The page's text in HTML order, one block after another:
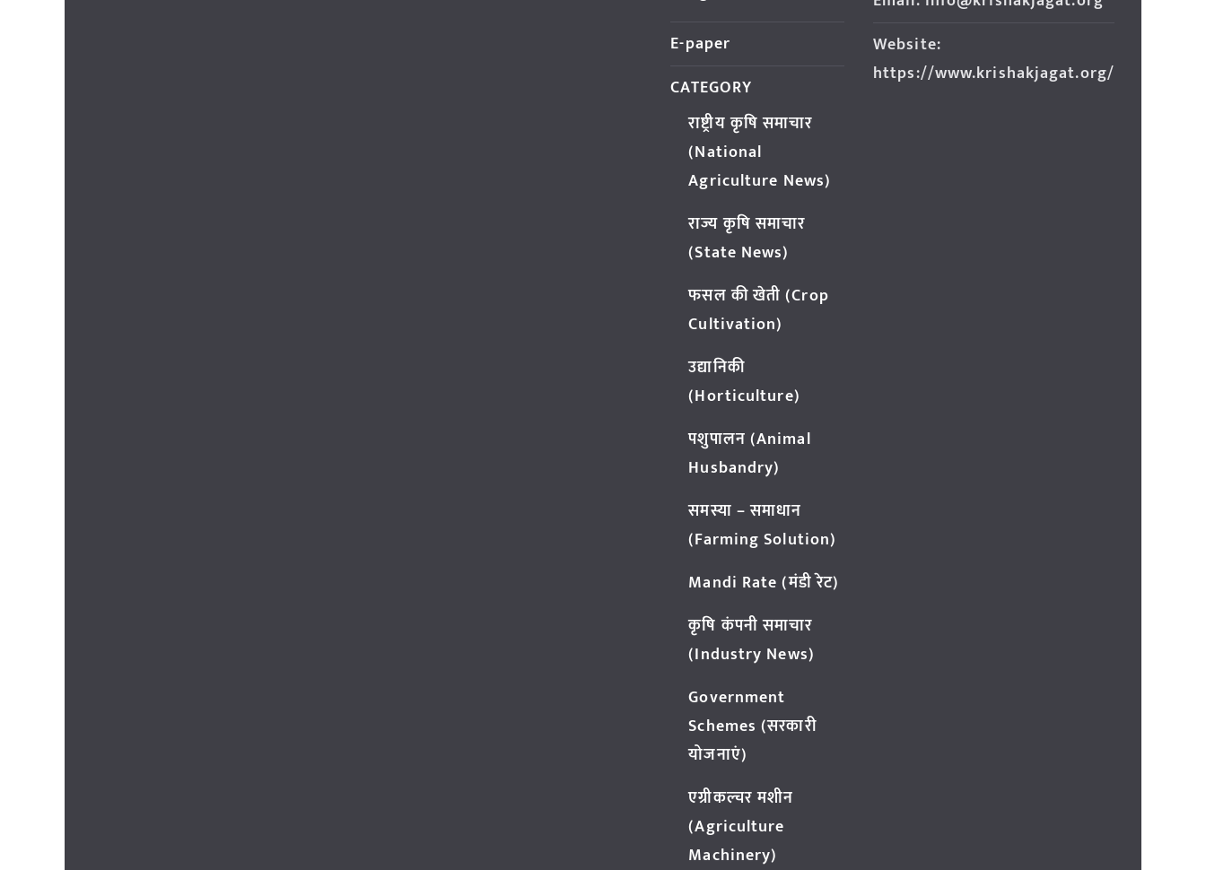
E-paper
CATEGORY
राष्ट्रीय कृषि समाचार
(National
Agriculture News)
राज्य कृषि समाचार
(State News)
फसल की खेती (Crop
Cultivation)
उद्यानिकी
(Horticulture)
पशुपालन (Animal
Husbandry)
समस्या – समाधान
(Farming Solution)
Mandi Rate (मंडी रेट)
कृषि कंपनी समाचार
(Industry News)
Government
Schemes (सरकारी
योजनाएं)
एग्रीकल्चर मशीन
(Agriculture
Machinery)
Website:
https://www.krishakjagat.org/